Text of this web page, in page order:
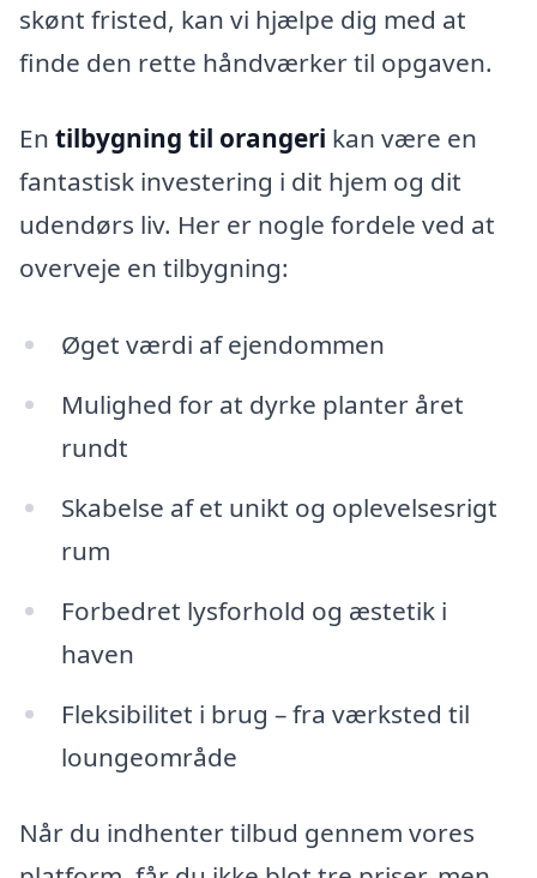
skønt fristed, kan vi hjælpe dig med at
finde den rette håndværker til opgaven.
En tilbygning til orangeri kan være en
fantastisk investering i dit hjem og dit
udendørs liv. Her er nogle fordele ved at
overveje en tilbygning:
Øget værdi af ejendommen
Mulighed for at dyrke planter året
rundt
Skabelse af et unikt og oplevelsesrigt
rum
Forbedret lysforhold og æstetik i
haven
Fleksibilitet i brug – fra værksted til
loungeområde
Når du indhenter tilbud gennem vores